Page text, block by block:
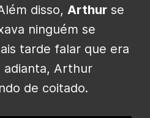
disso, Arthur se
ninguém se
tarde falar que era
adianta, Arthur
de coitado.